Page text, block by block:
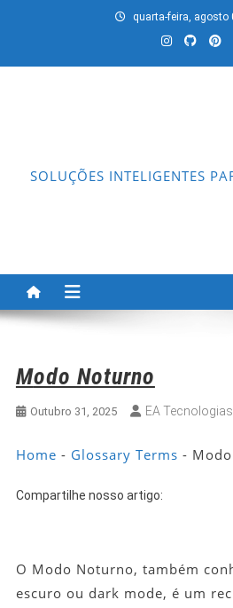
quarta-feira, agosto
SOLUÇÕES INTELIGENTES
Modo Noturno
Outubro 31, 2025 EA Tecnologias
Home - Glossary Terms -
Compartilhe nosso artigo:
O Modo Noturno, também
escuro ou dark mode, é um